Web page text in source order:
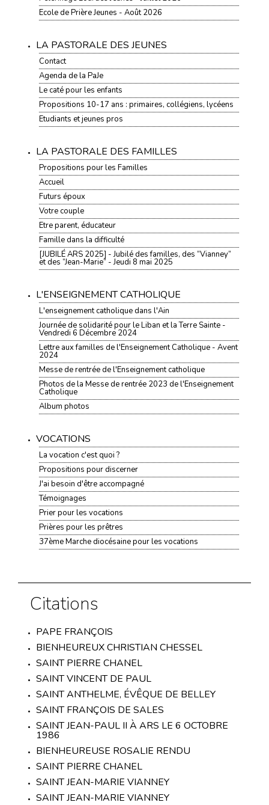
Ecole de Prière Jeunes - Août 2026
LA PASTORALE DES JEUNES
Contact
Agenda de la PaJe
Le caté pour les enfants
Propositions 10-17 ans : primaires, collégiens, lycéens
Etudiants et jeunes pros
LA PASTORALE DES FAMILLES
Propositions pour les Familles
Accueil
Futurs époux
Votre couple
Etre parent, éducateur
Famille dans la difficulté
[JUBILÉ ARS 2025] - Jubilé des familles, des “Vianney”
et des “Jean-Marie” - Jeudi 8 mai 2025
L'ENSEIGNEMENT CATHOLIQUE
L'enseignement catholique dans l'Ain
Journée de solidarité pour le Liban et la Terre Sainte -
Vendredi 6 Décembre 2024
Lettre aux familles de l'Enseignement Catholique - Avent
2024
Messe de rentrée de l'Enseignement catholique
Photos de la Messe de rentrée 2023 de l'Enseignement
Catholique
Album photos
VOCATIONS
La vocation c'est quoi ?
Propositions pour discerner
J'ai besoin d'être accompagné
Témoignages
Prier pour les vocations
Prières pour les prêtres
37ème Marche diocésaine pour les vocations
Citations
PAPE FRANÇOIS
BIENHEUREUX CHRISTIAN CHESSEL
SAINT PIERRE CHANEL
SAINT VINCENT DE PAUL
SAINT ANTHELME, ÉVÊQUE DE BELLEY
SAINT FRANÇOIS DE SALES
SAINT JEAN-PAUL II À ARS LE 6 OCTOBRE
1986
BIENHEUREUSE ROSALIE RENDU
SAINT PIERRE CHANEL
SAINT JEAN-MARIE VIANNEY
SAINT JEAN-MARIE VIANNEY